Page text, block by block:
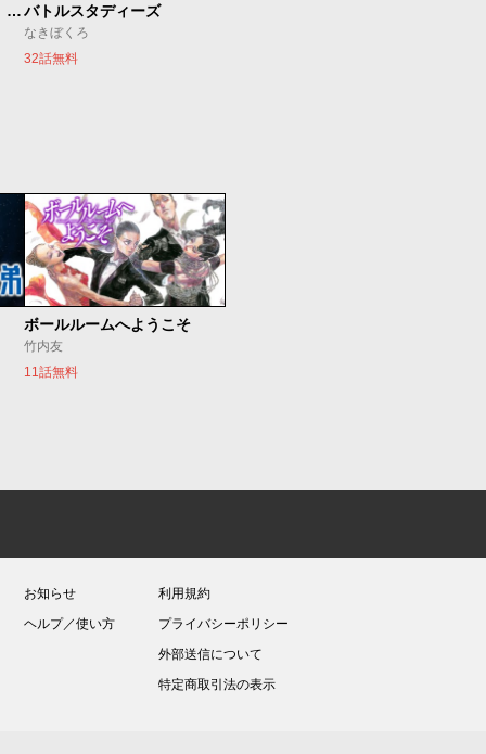
もうひとつのピアノの森 整う音バトルスタディーズ
なきぼくろ
32話無料
ボールルームへようこそ
竹内友
11話無料
お知らせ
ヘルプ／使い方
利用規約
プライバシーポリシー
外部送信について
特定商取引法の表示